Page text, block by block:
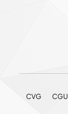
CVG CGU